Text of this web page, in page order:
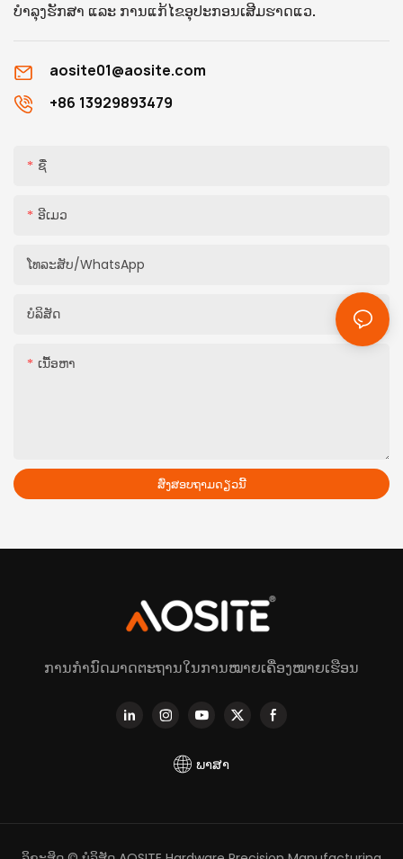
ບຳລຸງຮັກສາ ແລະ ການແກ້ໄຂອຸປະກອນເສີມຮາດແວ.
aosite01@aosite.com
+86 13929893479
ຊື່
ອີເມວ
ໂທລະສັບ/whatsApp
ບໍລິສັດ
ເນື້ອຫາ
ສົ່ງສອບຖາມດຽວນີ້
ການກຳນົດມາດຕະຖານໃນການໝາຍເຄື່ອງໝາຍເຮືອນ
ພາສາ